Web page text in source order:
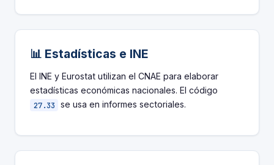
📊 Estadísticas e INE
El INE y Eurostat utilizan el CNAE para elaborar
estadísticas económicas nacionales. El código
27.33 se usa en informes sectoriales.